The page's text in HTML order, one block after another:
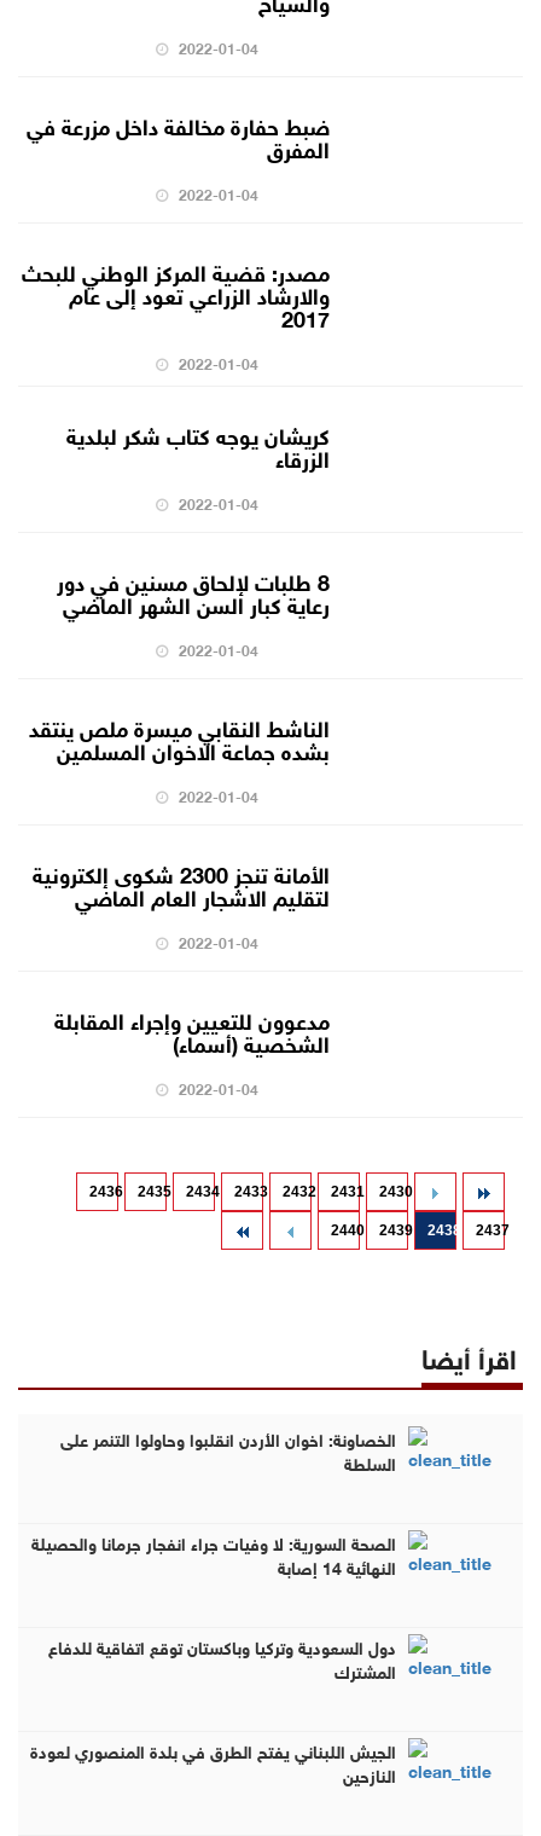
2022-01-04
ضبط حفارة مخالفة داخل مزرعة في
المفرق
2022-01-04
مصدر: قضية المركز الوطني للبحث
والارشاد الزراعي تعود إلى عام
2017
2022-01-04
كريشان يوجه كتاب شكر لبلدية
الزرقاء
2022-01-04
8 طلبات لإلحاق مسنين في دور
رعاية كبار السن الشهر الماضي
2022-01-04
الناشط النقابي ميسرة ملص ينتقد
بشده جماعة الاخوان المسلمين
2022-01-04
الأمانة تنجز 2300 شكوى إلكترونية
لتقليم الاشجار العام الماضي
2022-01-04
مدعوون للتعيين وإجراء المقابلة
الشخصية (أسماء)
2022-01-04
2430
2431
2432
2433
2434
2435
2436
2437
2438
2439
2440
اقرأ أيضا
الخصاونة: اخوان الأردن انقلبوا وحاولوا التنمر على
السلطة
الصحة السورية: لا وفيات جراء انفجار جرمانا والحصيلة
النهائية 14 إصابة
دول السعودية وتركيا وباكستان توقع اتفاقية للدفاع
المشترك
الجيش اللبناني يفتح الطرق في بلدة المنصوري لعودة
النازحين